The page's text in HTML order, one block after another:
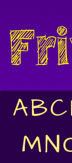
ABC
MN